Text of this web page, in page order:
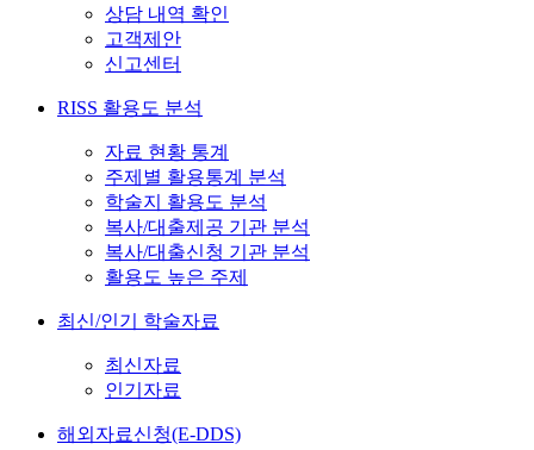
상담 내역 확인
고객제안
신고센터
RISS 활용도 분석
자료 현황 통계
주제별 활용통계 분석
학술지 활용도 분석
복사/대출제공 기관 분석
복사/대출신청 기관 분석
활용도 높은 주제
최신/인기 학술자료
최신자료
인기자료
해외자료신청(E-DDS)